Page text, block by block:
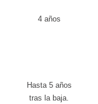
4 años
Hasta 5 años
tras la baja.